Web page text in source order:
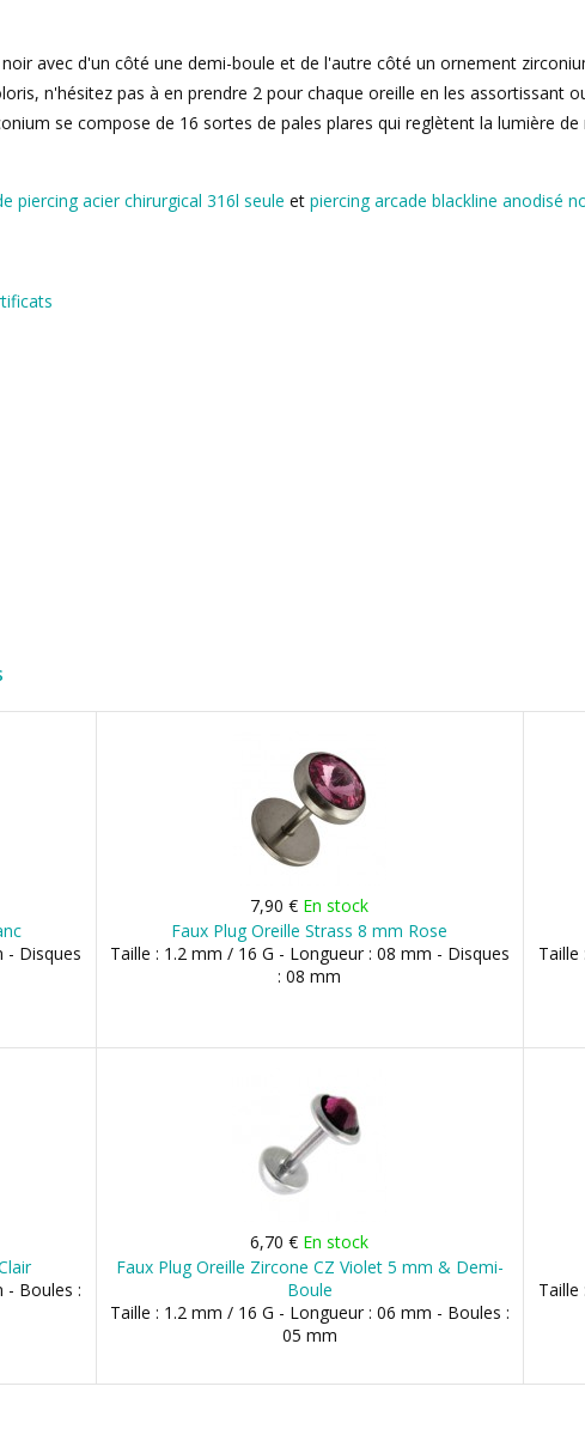
avec d'un côté une demi-boule et de l'autre côté un ornement
n'hésitez pas à en prendre 2 pour chaque oreille en les assortissant
se compose de 16 sortes de pales plares qui reglètent la lumière
piercing acier chirurgical 316l seule et piercing arcade blackline anodisé
- Disques
7,90 € En stock
Faux Plug Oreille Strass 8 mm Rose
Taille : 1.2 mm / 16 G - Longueur : 08 mm - Disques
: 08 mm
- Boules :
6,70 € En stock
Faux Plug Oreille Zircone CZ Violet 5 mm & Demi-
Boule
Taille : 1.2 mm / 16 G - Longueur : 06 mm - Boules :
05 mm